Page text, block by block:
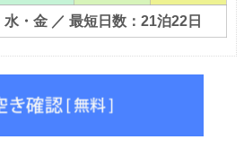
水・金 ／ 最短日数：21泊22日